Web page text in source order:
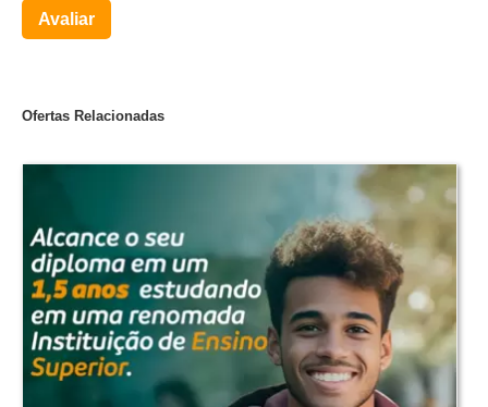
Avaliar
Ofertas Relacionadas